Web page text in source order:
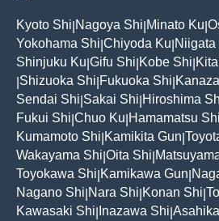
Kyoto Shi Nagoya Shi Minato Ku
Yokohama Shi Chiyoda Ku Niigata
Shinjuku Ku Gifu Shi Kobe Shi
Shizuoka Shi Fukuoka Shi
Sendai Shi Sakai Shi Hiroshima
Fukui Shi Chuo Ku Hamamatsu Shi
Kumamoto Shi Kamikita Gun
Wakayama Shi Oita Shi
Toyokawa Shi Kamikawa Gun
Nagano Shi Nara Shi Konan Shi
Kawasaki Shi Inazawa Shi